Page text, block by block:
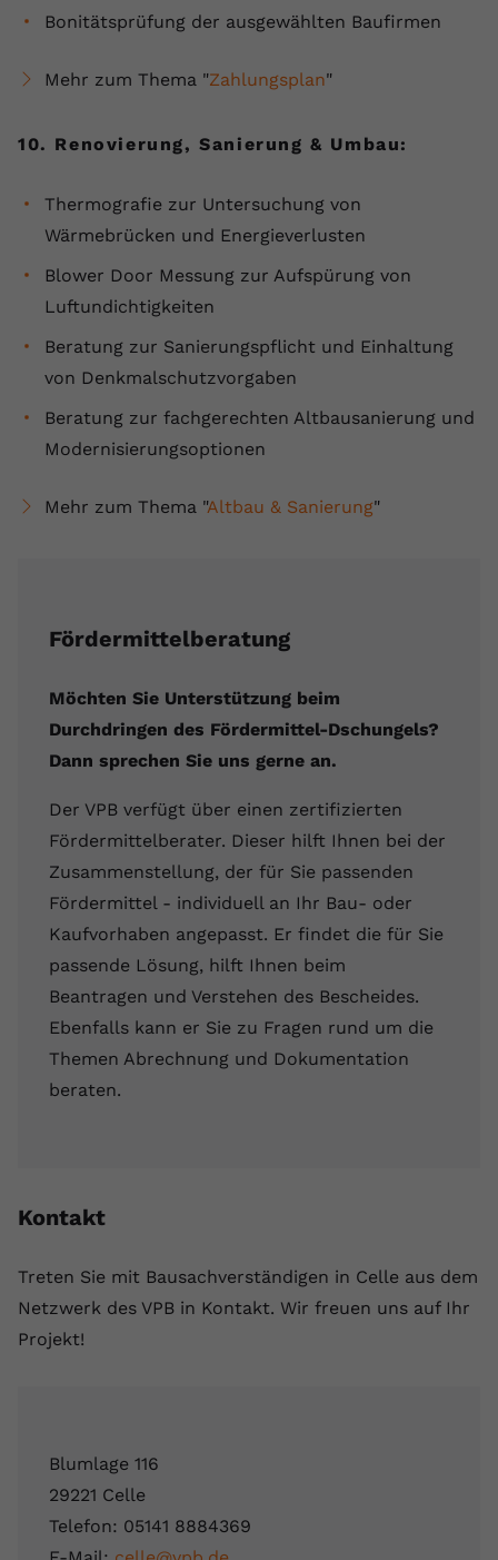
Bonitätsprüfung der ausgewählten Baufirmen
Mehr zum Thema "Zahlungsplan"
10. Renovierung, Sanierung & Umbau:
Thermografie zur Untersuchung von
Wärmebrücken und Energieverlusten
Blower Door Messung zur Aufspürung von
Luftundichtigkeiten
Beratung zur Sanierungspflicht und Einhaltung
von Denkmalschutzvorgaben
Beratung zur fachgerechten Altbausanierung und
Modernisierungsoptionen
Mehr zum Thema "Altbau & Sanierung"
Fördermittelberatung
Möchten Sie Unterstützung beim
Durchdringen des Fördermittel-Dschungels?
Dann sprechen Sie uns gerne an.
Der VPB verfügt über einen zertifizierten
Fördermittelberater. Dieser hilft Ihnen bei der
Zusammenstellung, der für Sie passenden
Fördermittel - individuell an Ihr Bau- oder
Kaufvorhaben angepasst. Er findet die für Sie
passende Lösung, hilft Ihnen beim
Beantragen und Verstehen des Bescheides.
Ebenfalls kann er Sie zu Fragen rund um die
Themen Abrechnung und Dokumentation
beraten.
Kontakt
Treten Sie mit Bausachverständigen in Celle aus dem
Netzwerk des VPB in Kontakt. Wir freuen uns auf Ihr
Projekt!
Blumlage 116
29221 Celle
Telefon: 05141 8884369